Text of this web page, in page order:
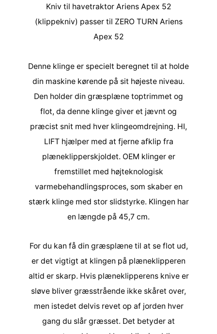
Kniv til havetraktor Ariens Apex 52
(klippekniv) passer til ZERO TURN Ariens
Apex 52
Denne klinge er specielt beregnet til at holde
din maskine kørende på sit højeste niveau.
Den holder din græsplæne toptrimmet og
flot, da denne klinge giver et jævnt og
præcist snit med hver klingeomdrejning. HI,
LIFT hjælper med at fjerne afklip fra
plæneklipperskjoldet. OEM klinger er
fremstillet med højteknologisk
varmebehandlingsproces, som skaber en
stærk klinge med stor slidstyrke. Klingen har
en længde på 45,7 cm.
For du kan få din græsplæne til at se flot ud,
er det vigtigt at klingen på plæneklipperen
altid er skarp. Hvis plæneklipperens knive er
sløve bliver græsstrående ikke skåret over,
men istedet delvis revet op af jorden hver
gang du slår græsset. Det betyder at